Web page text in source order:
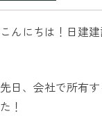
こんにちは！日建
先日、会社で所有
た！